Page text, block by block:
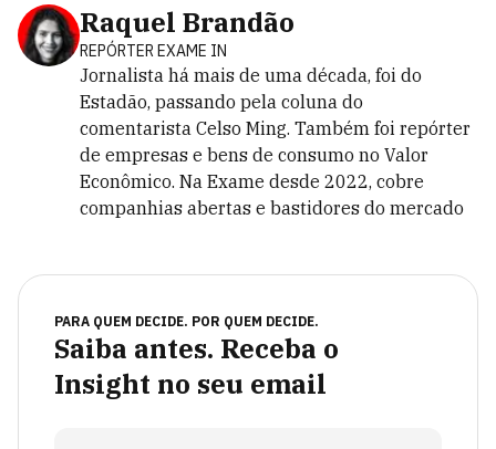
Raquel Brandão
REPÓRTER EXAME IN
Jornalista há mais de uma década, foi do
Estadão, passando pela coluna do
comentarista Celso Ming. Também foi repórter
de empresas e bens de consumo no Valor
Econômico. Na Exame desde 2022, cobre
companhias abertas e bastidores do mercado
PARA QUEM DECIDE. POR QUEM DECIDE.
Saiba antes. Receba o
Insight no seu email